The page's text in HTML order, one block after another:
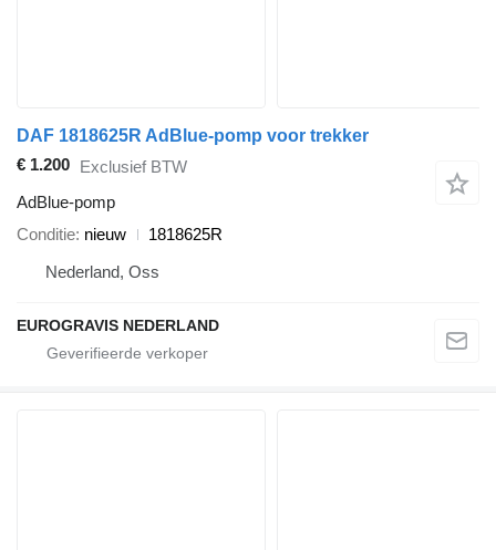
DAF 1818625R AdBlue-pomp voor trekker
€ 1.200 Exclusief BTW
AdBlue-pomp
Conditie nieuw
1818625R
Nederland, Oss
EUROGRAVIS NEDERLAND